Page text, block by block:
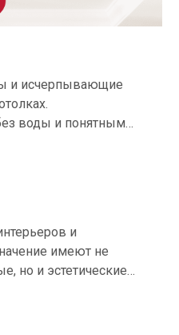
и исчерпывающие
воды и понятным
и
имеют не
но и эстетические
существенно